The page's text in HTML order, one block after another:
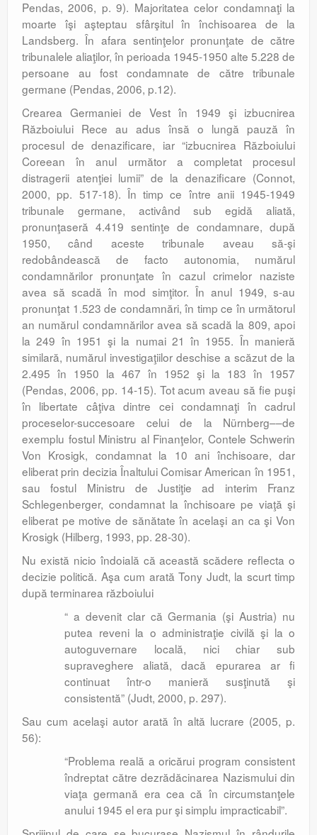
Pendas, 2006, p. 9). Majoritatea celor condamnaţi la
moarte îşi aşteptau sfârşitul în închisoarea de la
Landsberg. În afara sentinţelor pronunţate de către
tribunalele aliaţilor, în perioada 1945-1950 alte 5.228 de
persoane au fost condamnate de către tribunale
germane (Pendas, 2006, p.12).
Crearea Germaniei de Vest în 1949 şi izbucnirea
Războiului Rece au adus însă o lungă pauză în
procesul de denazificare, iar “izbucnirea Războiului
Coreean în anul următor a completat procesul
distragerii atenţiei lumii” de la denazificare (Connot,
2000, pp. 517-18). În timp ce între anii 1945-1949
tribunale germane, activând sub egidă aliată,
pronunţaseră 4.419 sentinţe de condamnare, după
1950, când aceste tribunale aveau să-şi
redobândească de facto autonomia, numărul
condamnărilor pronunţate în cazul crimelor naziste
avea să scadă în mod simţitor. În anul 1949, s-au
pronunţat 1.523 de condamnări, în timp ce în următorul
an numărul condamnărilor avea să scadă la 809, apoi
la 249 în 1951 şi la numai 21 în 1955. În manieră
similară, numărul investigaţiilor deschise a scăzut de la
2.495 în 1950 la 467 în 1952 şi la 183 în 1957
(Pendas, 2006, pp. 14-15). Tot acum aveau să fie puşi
în libertate câţiva dintre cei condamnaţi în cadrul
proceselor-succesoare celui de la Nürnberg––de
exemplu fostul Ministru al Finanţelor, Contele Schwerin
Von Krosigk, condamnat la 10 ani închisoare, dar
eliberat prin decizia Înaltului Comisar American în 1951,
sau fostul Ministru de Justiţie ad interim Franz
Schlegenberger, condamnat la închisoare pe viaţă şi
eliberat pe motive de sănătate în acelaşi an ca şi Von
Krosigk (Hilberg, 1993, pp. 28-30).
Nu există nicio îndoială că această scădere reflecta o
decizie politică. Aşa cum arată Tony Judt, la scurt timp
după terminarea războiului
“ a devenit clar că Germania (şi Austria) nu
putea reveni la o administraţie civilă şi la o
autoguvernare locală, nici chiar sub
supraveghere aliată, dacă epurarea ar fi
continuat într-o manieră susţinută şi
consistentă” (Judt, 2000, p. 297).
Sau cum acelaşi autor arată în altă lucrare (2005, p.
56):
“Problema reală a oricărui program consistent
îndreptat către dezrădăcinarea Nazismului din
viaţa germană era cea că în circumstanţele
anului 1945 el era pur şi simplu impracticabil”.